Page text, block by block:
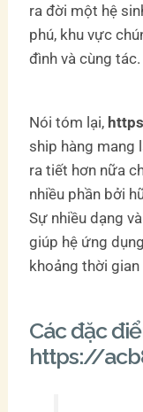
ra đời một hệ
phú, khu vực
đình và cùng tác.
Nói tóm lại,
ship hàng mang
ra tiết hơn nữa
nhiều phần bởi
Sự nhiều dạng
giúp hệ ứng
khoảng thời gian
Các đặc
https://